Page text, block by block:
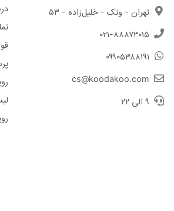
تهران - ونک - خلیل‌زاده - ۵۳
۰۲۱-۸۸۸۷۳۰۱۵
۰۹۹۰۵۳۸۸۱۹۱
cs@koodakoo.com
۹ الی ۲۲